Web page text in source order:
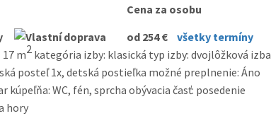
Cena za osobu
od 254 €
všetky termíny
m2 kategória izby: klasická typ izby: dvojlôžková izba
posteľ 1x, detská postieľka možné preplnenie: Áno
WC, fén, sprcha obývacia časť: posedenie
hory